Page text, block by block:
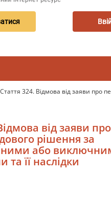
Стаття 324. Відмова від заяви про
від заяви про
рішення за
або
та її наслідки